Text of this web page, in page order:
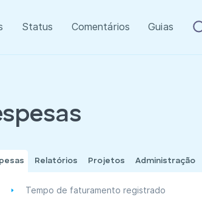
Status Comentários Guias
Relatórios Projetos Administração
Tempo de faturamento registrado